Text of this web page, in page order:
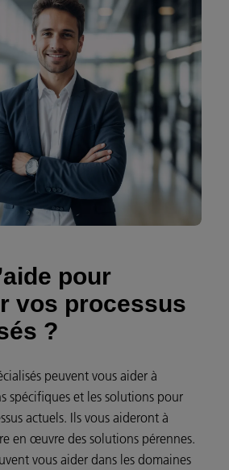
pour
vos processus
?
peuvent vous aider à
spécifiques et les solutions pour
actuels. Ils vous aideront à
en œuvre des solutions pérennes.
vous aider dans les domaines